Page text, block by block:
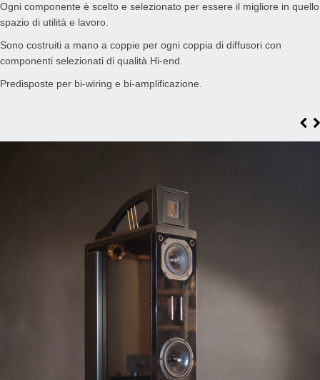
Ogni componente è scelto e selezionato per essere il migliore in quello
spazio di utilità e lavoro.
Sono costruiti a mano a coppie per ogni coppia di diffusori con
componenti selezionati di qualità Hi-end.
Predisposte per bi-wiring e bi-amplificazione.